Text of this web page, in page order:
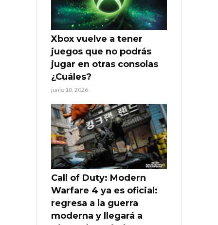
Xbox vuelve a tener
juegos que no podrás
jugar en otras consolas
¿Cuáles?
junio 10, 2026
Call of Duty: Modern
Warfare 4 ya es oficial:
regresa a la guerra
moderna y llegará a